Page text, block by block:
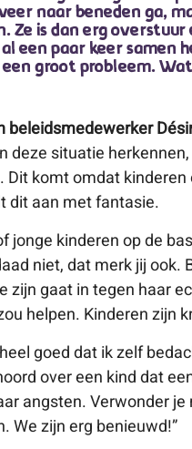
naar beneden ga,
Ze is dan erg
een paar keer samen
groot probleem.
beleidsmedewerker
deze situatie
Dit komt omdat
dit aan met fantasie.
jonge kinderen op de
niet, dat merk jij ook.
zijn gaat in tegen haar
helpen. Kinderen zijn
goed dat ik zelf
over een kind dat
angsten. Verwonder
We zijn erg benieuwd!”